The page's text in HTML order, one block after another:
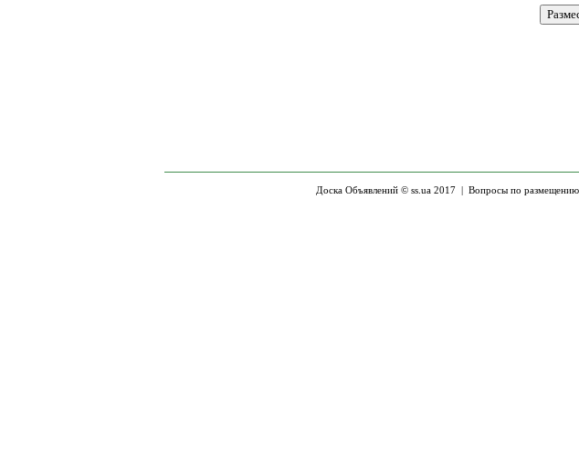
Доска Объявлений © ss.ua 2017 | Вопросы по размещению